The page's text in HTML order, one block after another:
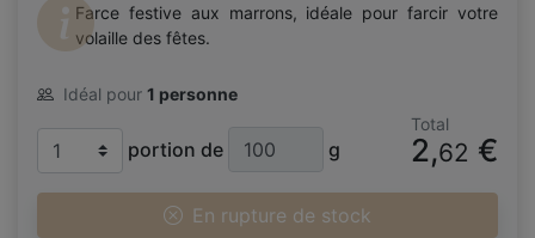
Farce festive aux marrons, idéale pour farcir votre
volaille des fêtes.
Idéal pour 1 personne
portion de g
Total
2,62 €
En rupture de stock